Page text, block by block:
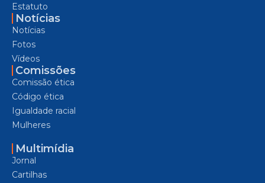
Estatuto
Notícias
Notícias
Fotos
Vídeos
Comissões
Comissão ética
Código ética
Igualdade racial
Mulheres
Multimídia
Jornal
Cartilhas